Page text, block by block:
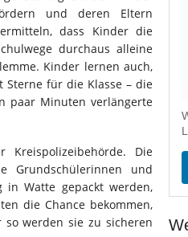
und deren Eltern
dass Kinder die
durchaus alleine
Kinder lernen auch,
Sterne für die Klasse – die
paar Minuten verlängerte
Die
Grundschülerinnen und
Watte gepackt werden,
die Chance bekommen,
werden sie zu sicheren